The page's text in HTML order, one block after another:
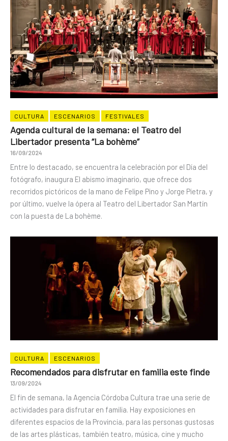
CULTURA ESCENARIOS FESTIVALES
Agenda cultural de la semana: el Teatro del
Libertador presenta “La bohème”
16/09/2024
Entre lo destacado, se encuentra la celebración por el Día del
fotógrafo, inaugura El abismo imaginario, que ofrece dos
recorridos pictóricos de la mano de Felipe Pino y Jorge Pietra, y
por último, vuelve la ópera al Teatro del Libertador San Martín
con la puesta de La bohème.
CULTURA ESCENARIOS
Recomendados para disfrutar en familia este finde
13/09/2024
El fin de semana, la Agencia Córdoba Cultura trae una serie de
actividades para disfrutar en familia. Hay exposiciones en
diferentes espacios de la Provincia, para las personas gustosas
de las artes plásticas, también teatro, música, cine y mucho